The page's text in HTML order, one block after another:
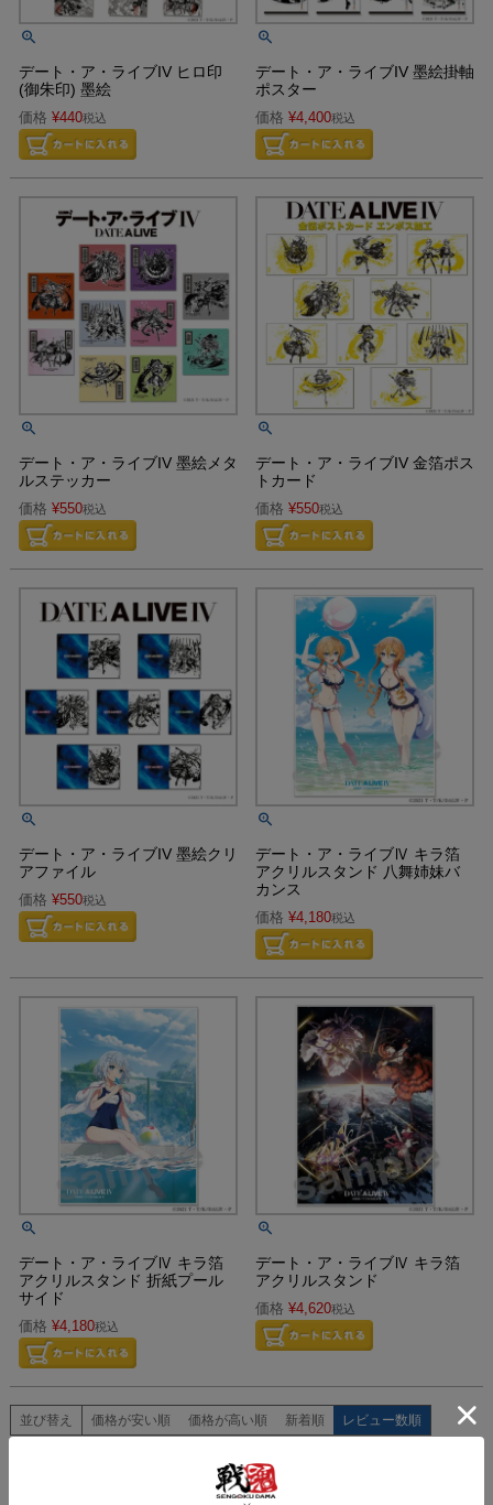
デート・ア・ライブIV ヒロ印
(御朱印) 墨絵
価格 ¥440税込
デート・ア・ライブIV 墨絵掛軸
ポスター
価格 ¥4,400税込
デート・ア・ライブIV 墨絵メタ
ルステッカー
価格 ¥550税込
デート・ア・ライブIV 金箔ポス
トカード
価格 ¥550税込
デート・ア・ライブIV 墨絵クリ
アファイル
価格 ¥550税込
デート・ア・ライブⅣ キラ箔
アクリルスタンド 八舞姉妹バ
カンス
価格 ¥4,180税込
デート・ア・ライブⅣ キラ箔
アクリルスタンド 折紙プール
サイド
価格 ¥4,180税込
デート・ア・ライブⅣ キラ箔
アクリルスタンド
価格 ¥4,620税込
並び替え 価格が安い順 価格が高い順 新着順 レビュー数順